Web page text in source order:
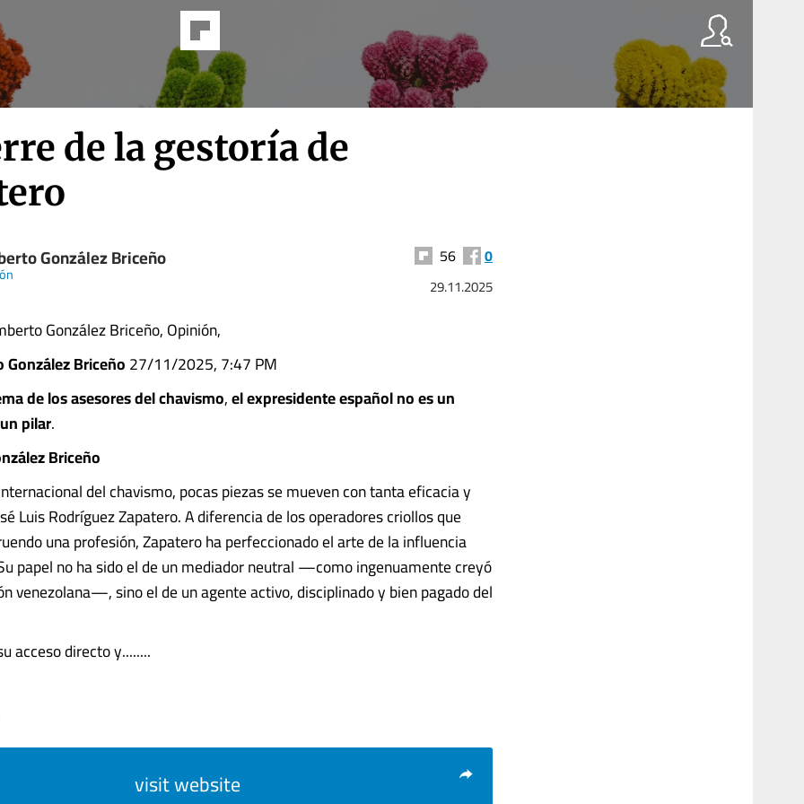
de la gestoría de
González Briceño 56 0
29.11.2025
González Briceño, Opinión,
Briceño27/11/2025, 7:47 PM
delosasesoresdelchavismo,elexpresidenteespañolnoesun
unpilar.
Briceño
del chavismo, pocas piezas se mueven con tanta eficacia y
Luis Rodríguez Zapatero. A diferencia de los operadores criollos que
una profesión, Zapatero ha perfeccionado el arte de la influencia
papel no ha sido el de un mediador neutral —como ingenuamente creyó
venezolana—, sino el de un agente activo, disciplinado y bien pagado del
acceso directo y........
visit website